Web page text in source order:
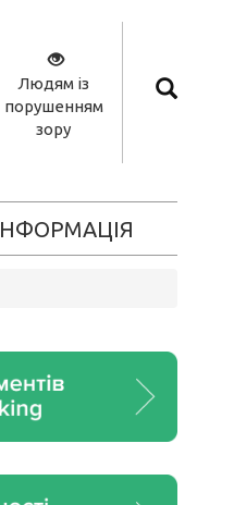
Людям із
порушенням
зору